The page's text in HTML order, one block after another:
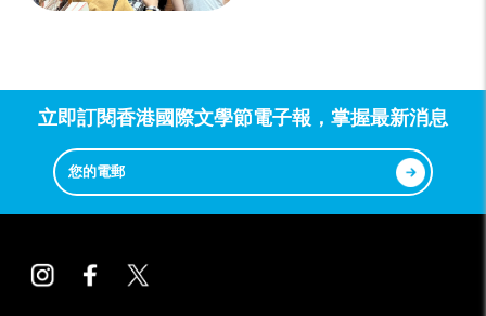
立即訂閱香港國際文學節電子報，掌握最新消息